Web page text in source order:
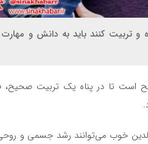
و تربیت کنند باید به دانش و مهارت
است تا در پناه یک تربیت صحیح،
خوب می‌توانند رشد جسمی و